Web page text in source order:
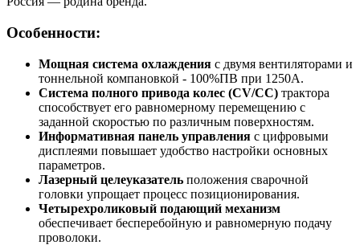
Особенности:
Мощная система охлаждения с двумя вентиляторами и
тоннельной компановкой - 100%ПВ при 1250А.
Система полного привода колес (CV/CC) трактора
способствует его равномерному перемещению с
заданной скоростью по различным поверхностям.
Информативная панель управления с цифровыми
дисплеями повышает удобство настройки основных
параметров.
Лазерный целеуказатель положения сварочной
головки упрощает процесс позиционирования.
Четырехроликовый подающий механизм
обеспечивает бесперебойную и равномерную подачу
проволоки.